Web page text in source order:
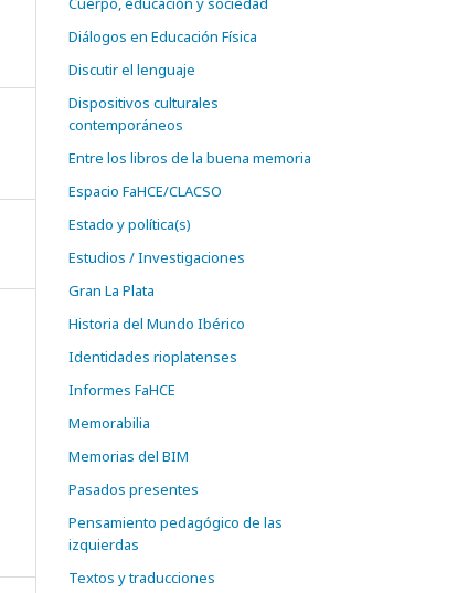
Diálogos en Educación Física
Discutir el lenguaje
Dispositivos culturales
contemporáneos
Entre los libros de la buena memoria
Espacio FaHCE/CLACSO
Estado y política(s)
Estudios / Investigaciones
Gran La Plata
Historia del Mundo Ibérico
Identidades rioplatenses
Informes FaHCE
Memorabilia
Memorias del BIM
Pasados presentes
Pensamiento pedagógico de las
izquierdas
Textos y traducciones